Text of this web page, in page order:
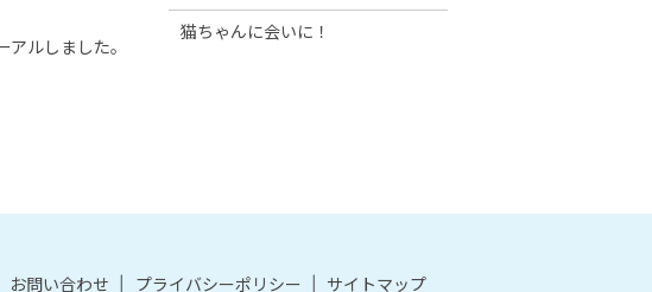
ルしました。
猫ちゃんに会いに！
お問い合わせ プライバシーポリシー サイトマップ